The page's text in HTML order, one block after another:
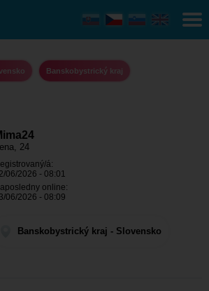
Banskobystrický kraj
24
á:
06/2026 - 08:01
online:
06/2026 - 08:09
Banskobystrický kraj - Slovensko